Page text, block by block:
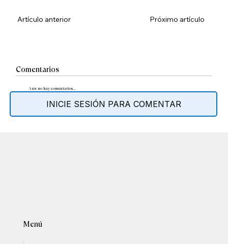
Comentarios
Aún no hay comentarios...
INICIE SESIÓN PARA COMENTAR
Artículo anterior Próximo artículo
Menú